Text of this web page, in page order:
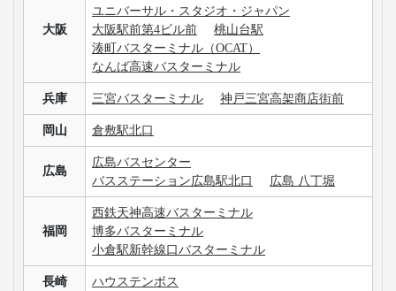
大阪
ユニバーサル・スタジオ・ジャパン
大阪駅前第4ビル前
桃山台駅
湊町バスターミナル（OCAT）
なんば高速バスターミナル
兵庫 三宮バスターミナル 神戸三宮高架商店街前
岡山 倉敷駅北口
広島
広島バスセンター
バスステーション広島駅北口
広島 八丁堀
福岡
西鉄天神高速バスターミナル
博多バスターミナル
小倉駅新幹線口バスターミナル
長崎 ハウステンボス